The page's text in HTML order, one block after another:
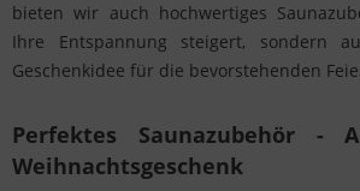
bieten wir auch hochwertiges
Ihre Entspannung steigert, sondern
Geschenkidee für die bevorstehenden
Perfektes Saunazubehör -
Weihnachtsgeschenk